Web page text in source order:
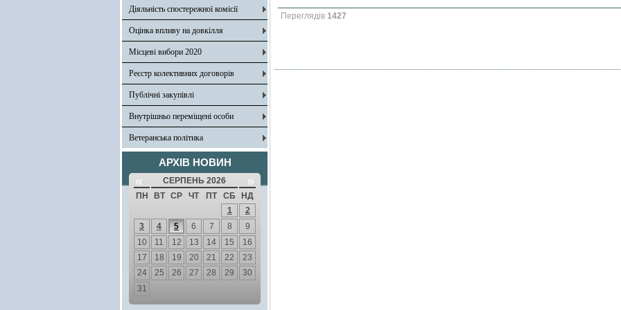
Діяльність спостережної комісії
Оцінка впливу на довкілля
Місцеві вибори 2020
Реєстр колективних договорів
Публічні закупівлі
Внутрішньо переміщені особи
Ветеранська політика
АРХІВ НОВИН
« СЕРПЕНЬ 2026 »
ПН ВТ СР ЧТ ПТ СБ
НД
1
2
3
4 5 6 7 8
9
10
11 12 13 14 15
16
17
18 19 20 21 22
23
24
25 26 27 28 29
30
31
Переглядів 1427